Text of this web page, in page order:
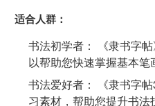
适合人群：
书法初学者： 《隶书字
以帮助您快速掌握基本笔
书法爱好者： 《隶书字
习素材，帮助您提升书法